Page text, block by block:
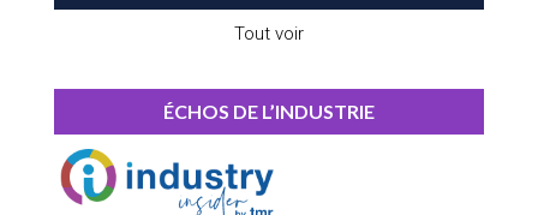
Tout voir
ÉCHOS DE L’INDUSTRIE